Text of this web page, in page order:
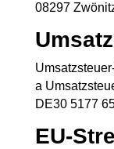
08297
a
DE30 5177
EU-